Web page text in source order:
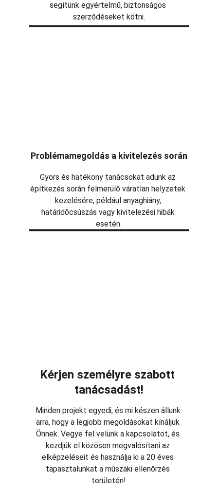
segítünk egyértelmű, biztonságos
szerződéseket kötni.
Problémamegoldás a kivitelezés során
Gyors és hatékony tanácsokat adunk az
építkezés során felmerülő váratlan helyzetek
kezelésére, például anyaghiány,
határidőcsúszás vagy kivitelezési hibák
esetén.
Kérjen személyre szabott
tanácsadást!
Minden projekt egyedi, és mi készen állunk
arra, hogy a legjobb megoldásokat kínáljuk
Önnek. Vegye fel velünk a kapcsolatot, és
kezdjük el közösen megvalósítani az
elképzeléseit és használja ki a 20 éves
tapasztalunkat a műszaki ellenőrzés
területén!